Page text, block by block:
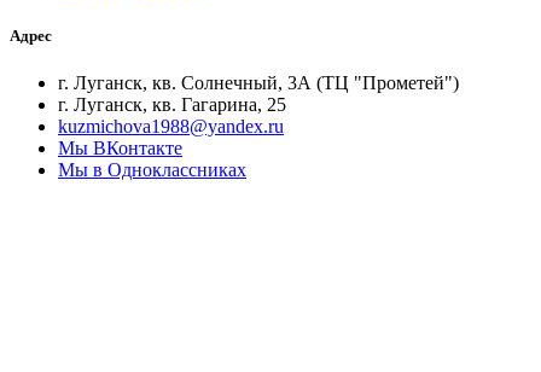
Адрес
г. Луганск, кв. Солнечный, 3А (ТЦ "Прометей")
г. Луганск, кв. Гагарина, 25
kuzmichova1988@yandex.ru
Мы ВКонтакте
Мы в Одноклассниках